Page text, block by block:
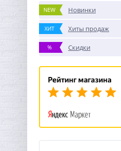
NEW Новинки
ХИТ Хиты продаж
% Скидки